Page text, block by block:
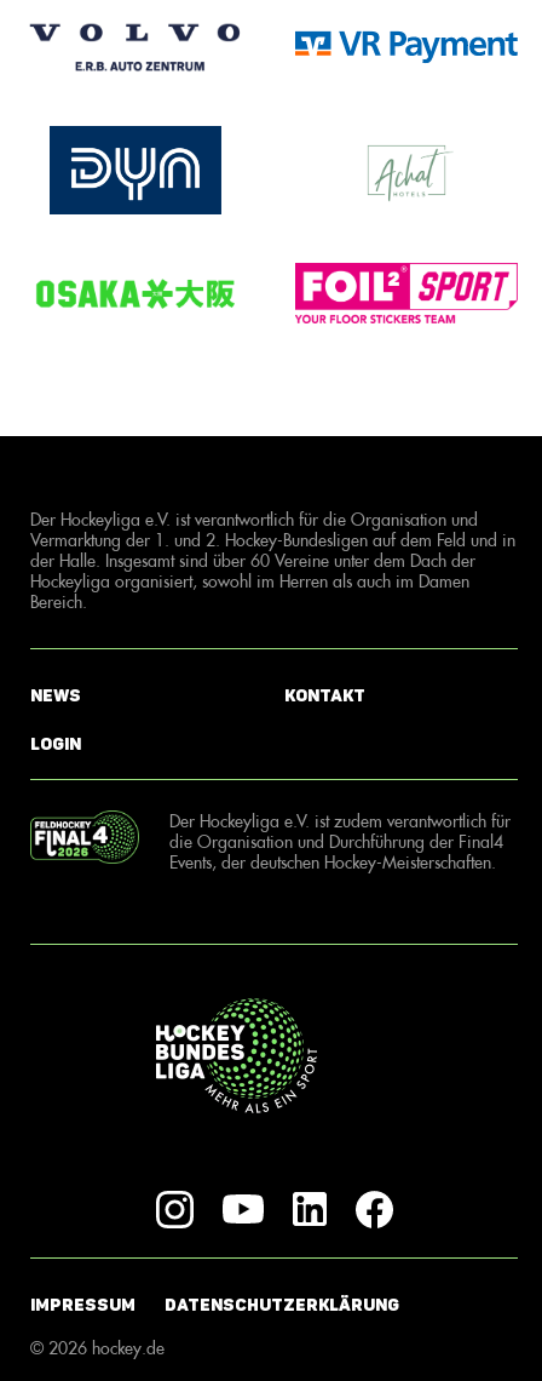
Der Hockeyliga e.V. ist verantwortlich für die Organisation und
Vermarktung der 1. und 2. Hockey-Bundesligen auf dem Feld und in
der Halle. Insgesamt sind über 60 Vereine unter dem Dach der
Hockeyliga organisiert, sowohl im Herren als auch im Damen
Bereich.
News
Login
Kontakt
Der Hockeyliga e.V. ist zudem verantwortlich für
die Organisation und Durchführung der Final4
Events, der deutschen Hockey-Meisterschaften.
IMPRESSUM DATENSCHUTZERKLÄRUNG
© 2026 hockey.de